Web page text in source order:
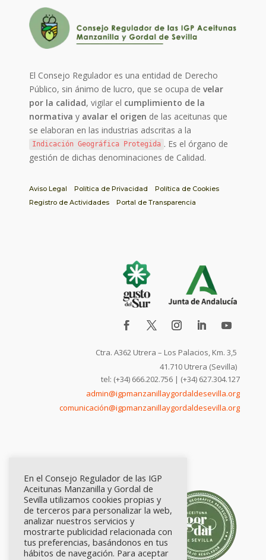
El Consejo Regulador es una entidad de Derecho
Público, sin ánimo de lucro, que se ocupa develar
por la calidad, vigilar el cumplimiento de la
normativa y avalar el origen de las aceitunas que
se elaboran en las industrias adscritas a la
Indicación Geográfica Protegida . Es el órgano de
gestión de dichas denominaciones de Calidad.
Aviso Legal Política de Privacidad
Política de Cookies
Registro de Actividades
Portal de Transparencia
Ctra. A362 Utrera – Los Palacios, Km. 3,5
41.710 Utrera (Sevilla)
tel: (+34) 666.202.756 | (+34) 627.304.127
admin@igpmanzanillaygordaldesevilla.org
comunicación@igpmanzanillaygordaldesevilla.org
En el Consejo Regulador de las IGP
Aceitunas Manzanilla y Gordal de
Sevilla utilizamos cookies propias y
de terceros para personalizar la web,
analizar nuestros servicios y
mostrarte publicidad relacionada con
tus preferencias, basándonos en tus
hábitos de navegación. Para aceptar